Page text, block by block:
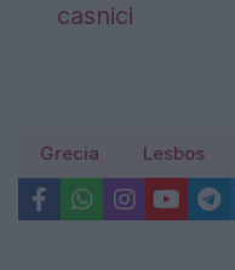
casnici
Grecia Lesbos